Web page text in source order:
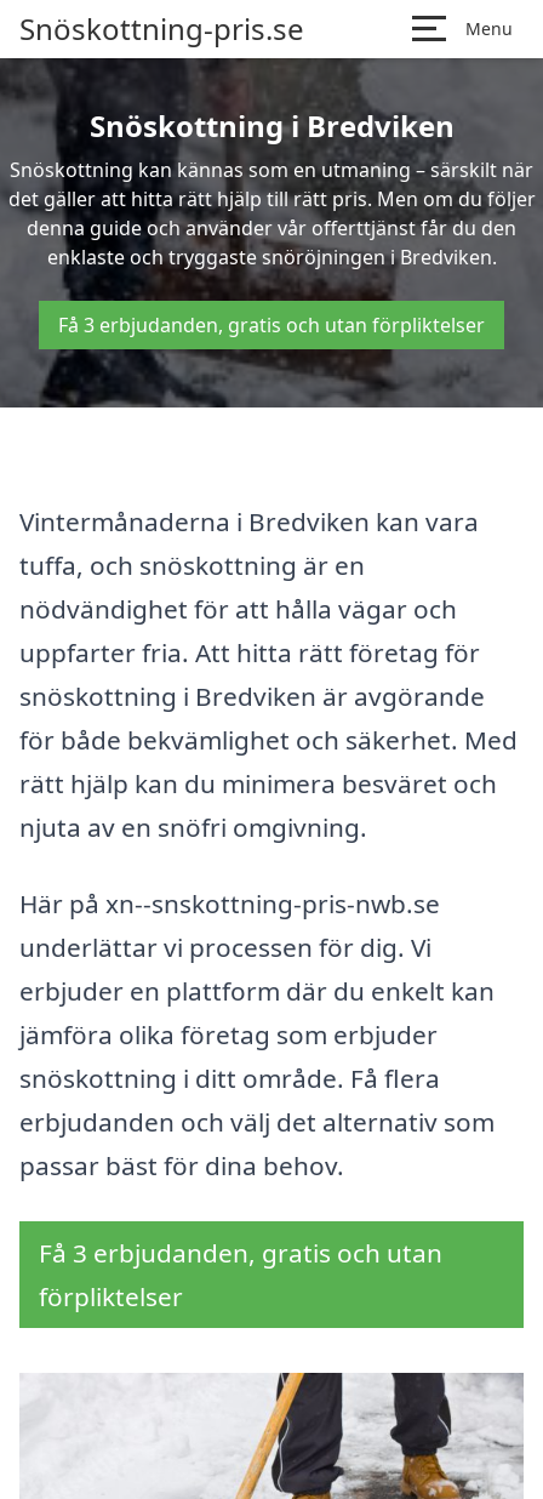
Snöskottning-pris.se Menu
Snöskottning i Bredviken
Snöskottning kan kännas som en utmaning – särskilt när
det gäller att hitta rätt hjälp till rätt pris. Men om du följer
denna guide och använder vår offerttjänst får du den
enklaste och tryggaste snöröjningen i Bredviken.
Få 3 erbjudanden, gratis och utan förpliktelser
Vintermånaderna i Bredviken kan vara
tuffa, och snöskottning är en
nödvändighet för att hålla vägar och
uppfarter fria. Att hitta rätt företag för
snöskottning i Bredviken är avgörande
för både bekvämlighet och säkerhet. Med
rätt hjälp kan du minimera besväret och
njuta av en snöfri omgivning.
Här på xn--snskottning-pris-nwb.se
underlättar vi processen för dig. Vi
erbjuder en plattform där du enkelt kan
jämföra olika företag som erbjuder
snöskottning i ditt område. Få flera
erbjudanden och välj det alternativ som
passar bäst för dina behov.
Få 3 erbjudanden, gratis och utan
förpliktelser